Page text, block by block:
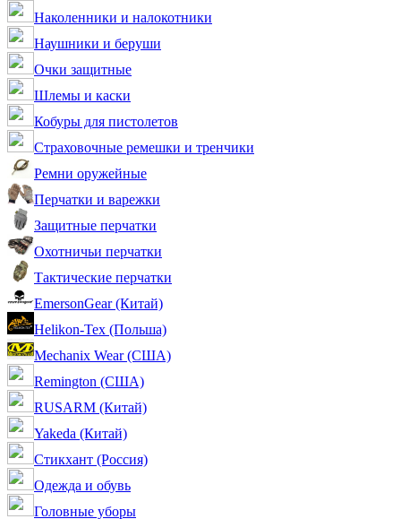
Наколенники и налокотники
Наушники и беруши
Очки защитные
Шлемы и каски
Кобуры для пистолетов
Страховочные ремешки и тренчики
Ремни оружейные
Перчатки и варежки
Защитные перчатки
Охотничьи перчатки
Тактические перчатки
EmersonGear (Китай)
Helikon-Tex (Польша)
Mechanix Wear (США)
Remington (США)
RUSARM (Китай)
Yakeda (Китай)
Стикхант (Россия)
Одежда и обувь
Головные уборы